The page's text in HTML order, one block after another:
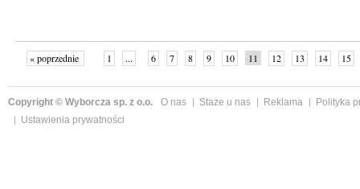
« poprzednie 1 ... 6 7 8 9 10 11 12 13 14 15
Copyright © Wyborcza sp. z o.o. O nas Staże u nas Reklama
Polityka
Ustawienia prywatności